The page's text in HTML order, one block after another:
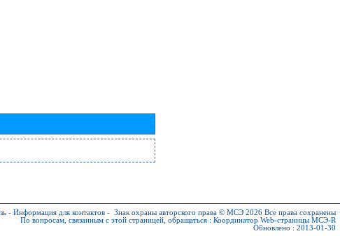
- Информация для контактов - Знак охраны авторского права © МСЭ 2026 Все права сохранены
По вопросам, связанным с этой страницей, обращаться : Координатор Web-страницы МСЭ-R
Обновлено : 2013-01-30